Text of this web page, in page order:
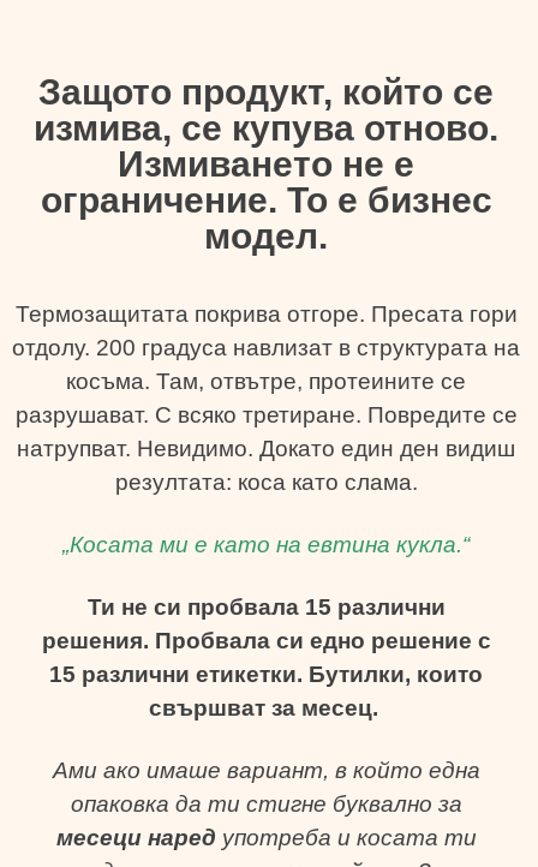
Защото продукт, който се
измива, се купува отново.
Измиването не е
ограничение. То е бизнес
модел.
Термозащитата покрива отгоре. Пресата гори
отдолу. 200 градуса навлизат в структурата на
косъма. Там, отвътре, протеините се
разрушават. С всяко третиране. Повредите се
натрупват. Невидимо. Докато един ден видиш
резултата: коса като слама.
„Косата ми е като на евтина кукла.“
Ти не си пробвала 15 различни
решения. Пробвала си едно решение с
15 различни етикетки. Бутилки, които
свършват за месец.
Ами ако имаше вариант, в който една
опаковка да ти стигне буквално за
месеци наред употреба и косата ти